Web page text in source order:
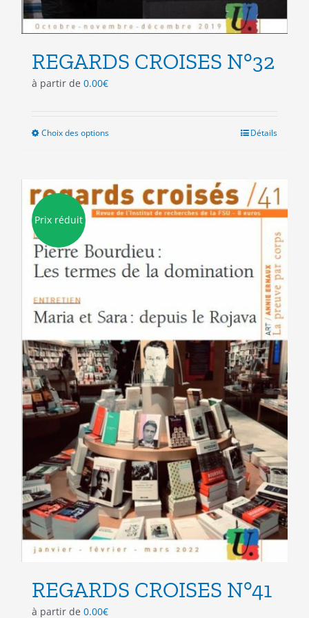
REGARDS CROISES N°32
à partir de 0.00€
Choix des optionsCe
plusieurs
variations.
Les
être
choisies
page
produit
Détails
Prix réduit
REGARDS CROISES N°41
à partir de 0.00€